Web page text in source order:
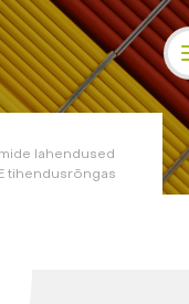
lahendused
tihendusrõngas